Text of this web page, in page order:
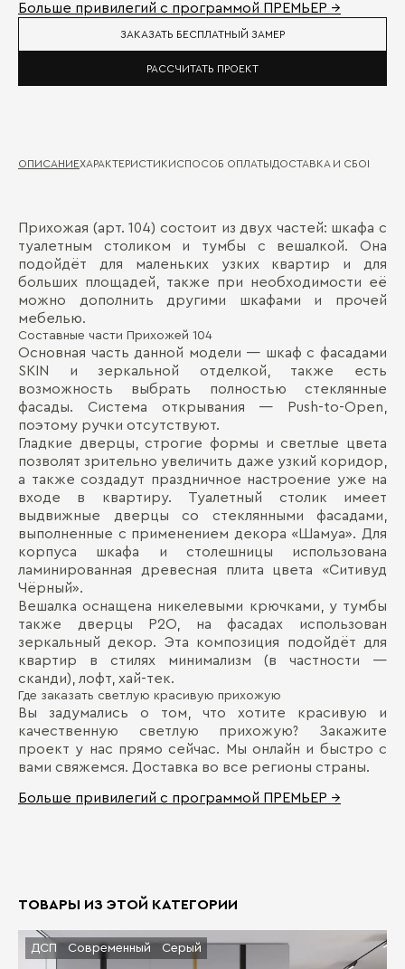
Больше привилегий с программой ПРЕМЬЕР →
ЗАКАЗАТЬ БЕСПЛАТНЫЙ ЗАМЕР
РАССЧИТАТЬ ПРОЕКТ
ОПИСАНИЕХАРАКТЕРИСТИКИСПОСОБ ОПЛАТЫДОСТАВКА И СБОРКА
Прихожая (арт. 104) состоит из двух частей: шкафа с
туалетным столиком и тумбы с вешалкой. Она
подойдёт для маленьких узких квартир и для
больших площадей, также при необходимости её
можно дополнить другими шкафами и прочей
мебелью.
Составные части Прихожей 104
Основная часть данной модели — шкаф с фасадами
SKIN и зеркальной отделкой, также есть
возможность выбрать полностью стеклянные
фасады. Система открывания — Push-to-Open,
поэтому ручки отсутствуют.
Гладкие дверцы, строгие формы и светлые цвета
позволят зрительно увеличить даже узкий коридор,
а также создадут праздничное настроение уже на
входе в квартиру. Туалетный столик имеет
выдвижные дверцы со стеклянными фасадами,
выполненные с применением декора «Шамуа». Для
корпуса шкафа и столешницы использована
ламинированная древесная плита цвета «Ситивуд
Чёрный».
Вешалка оснащена никелевыми крючками, у тумбы
также дверцы P2O, на фасадах использован
зеркальный декор. Эта композиция подойдёт для
квартир в стилях минимализм (в частности —
сканди), лофт, хай-тек.
Где заказать светлую красивую прихожую
Вы задумались о том, что хотите красивую и
качественную светлую прихожую? Закажите
проект у нас прямо сейчас. Мы онлайн и быстро с
вами свяжемся. Доставка во все регионы страны.
Больше привилегий с программой ПРЕМЬЕР →
ТОВАРЫ ИЗ ЭТОЙ КАТЕГОРИИ
ДСП Современный Серый